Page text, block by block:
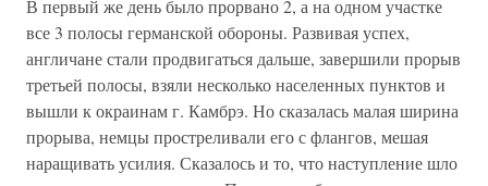
В первый же день было прорвано 2, а на одном участке
все 3 полосы германской обороны. Развивая успех,
англичане стали продвигаться дальше, завершили прорыв
третьей полосы, взяли несколько населенных пунктов и
вышли к окраинам г. Камбрэ. Но сказалась малая ширина
прорыва, немцы простреливали его с флангов, мешая
наращивать усилия. Сказалось и то, что наступление шло